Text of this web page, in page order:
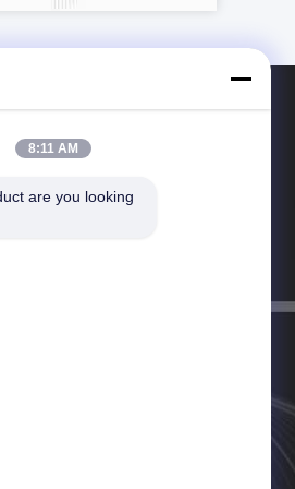
のWDM
、である
8:11 AM
are you looking